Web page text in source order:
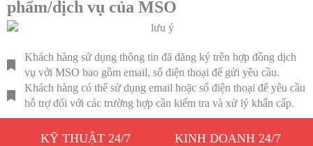
phẩm/dịch vụ của MSO
Khách hàng sử dụng thông tin đã đăng ký trên hợp đồng dịch
vụ với MSO bao gồm email, số điện thoại để gửi yêu cầu.
Khách hàng có thể sử dụng email hoặc số điện thoại để yêu cầu
hỗ trợ đối với các trường hợp cần kiểm tra và xử lý khẩn cấp.
KỸ THUẬT 24/7 KINH DOANH 24/7